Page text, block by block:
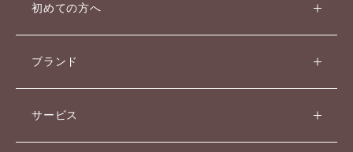
初めての方へ
ブランド
サービス